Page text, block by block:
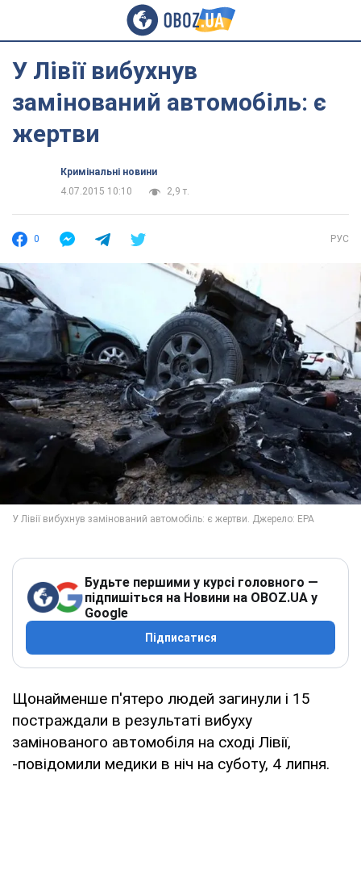
У Лівії вибухнув
замінований автомобіль: є
жертви
Кримінальні новини
4.07.2015 10:10
2,9 т.
0 РУС
Будьте першими у курсі головного —
підпишіться на Новини на OBOZ.UA у
Google
Підписатися
Щонайменше п'ятеро людей загинули і 15
постраждали в результаті вибуху
замінованого автомобіля на сході Лівії,
-повідомили медики в ніч на суботу, 4 липня.